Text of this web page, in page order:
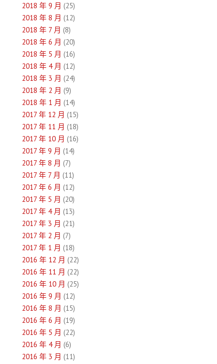
2018 年 9 月 (25)
2018 年 8 月 (12)
2018 年 7 月 (8)
2018 年 6 月 (20)
2018 年 5 月 (16)
2018 年 4 月 (12)
2018 年 3 月 (24)
2018 年 2 月 (9)
2018 年 1 月 (14)
2017 年 12 月 (15)
2017 年 11 月 (18)
2017 年 10 月 (16)
2017 年 9 月 (14)
2017 年 8 月 (7)
2017 年 7 月 (11)
2017 年 6 月 (12)
2017 年 5 月 (20)
2017 年 4 月 (13)
2017 年 3 月 (21)
2017 年 2 月 (7)
2017 年 1 月 (18)
2016 年 12 月 (22)
2016 年 11 月 (22)
2016 年 10 月 (25)
2016 年 9 月 (12)
2016 年 8 月 (15)
2016 年 6 月 (19)
2016 年 5 月 (22)
2016 年 4 月 (6)
2016 年 3 月 (11)